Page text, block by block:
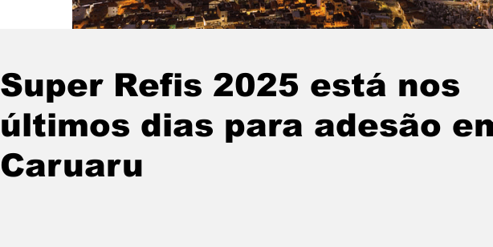
Super Refis 2025 está nos
últimos dias para adesão
Caruaru